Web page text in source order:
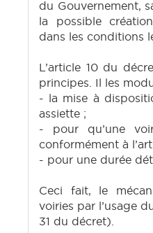
du Gouvernement,
la possible
dans les conditions
L’article 10 du
principes. Il les
- la mise à
assiette ;
- pour qu’une
conformément à
- pour une durée
Ceci fait, le
voiries par l’usage
31 du décret).